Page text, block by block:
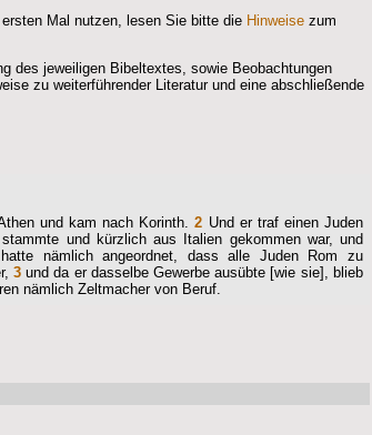
Mal nutzen, lesen Sie bitte die Hinweise zum
des jeweiligen Bibeltextes, sowie Beobachtungen
zu weiterführender Literatur und eine abschließende
und kam nach Korinth.2 Und er traf einen Juden
und kürzlich aus Italien gekommen war, und
nämlich angeordnet, dass alle Juden Rom zu
3 und da er dasselbe Gewerbe ausübte [wie sie], blieb
nämlich Zeltmacher von Beruf.